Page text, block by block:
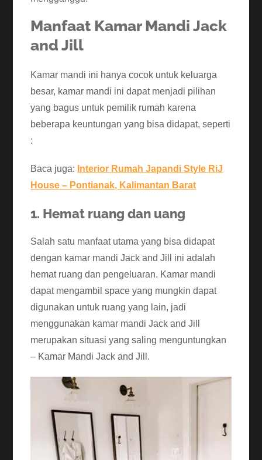
Manfaat Kamar Mandi Jack
and Jill
Kamar mandi ini hanya cocok untuk keluarga
besar, kamar mandi ini dapat menjadi pilihan
yang bagus untuk pemilik rumah karena
beberapa keuntungan yang bisa didapat, seperti
:
Baca juga: Interior Rumah Japandi Style RiJ
House – Pontianak, Kalimantan Barat
1. Hemat ruang dan uang
Salah satu manfaat utama yang bisa didapat
dengan kamar mandi Jack and Jill ini adalah
hemat ruang dan pengeluaran. Kamar mandi
dapat mengambil space yang mungkin dapat
digunakan untuk ruang yang lain, jadi
menggunakan kamar mandi Jack and Jill
merupakan situasi yang saling menguntungkan
– Kamar Mandi Jack and Jill.